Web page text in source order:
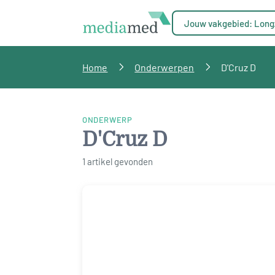
Jouw vakgebied:
Home Onderwerpen D'Cruz D
ONDERWERP
D'Cruz D
1 artikel gevonden